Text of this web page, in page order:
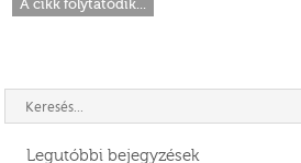
A cikk folytatódik...
Legutóbbi bejegyzések